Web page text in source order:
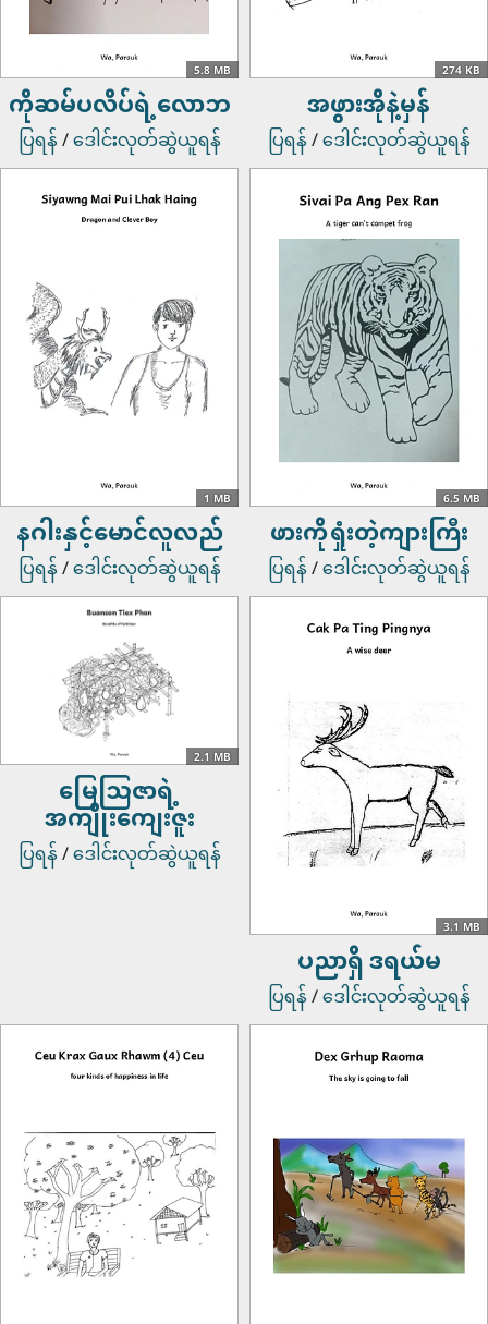
5.8 MB
ကိုဆမ်ပလိပ်ရဲ့လောဘ
ပြရန် /ဒေါင်းလုတ်ဆွဲယူရန်
274 KB
အဖွားအိုနဲ့မှန်
ပြရန် /ဒေါင်းလုတ်ဆွဲယူရန်
1 MB
နဂါးနှင့်မောင်လူလည်
ပြရန် /ဒေါင်းလုတ်ဆွဲယူရန်
6.5 MB
ဖားကိုရှုံးတဲ့ကျားကြီး
ပြရန် /ဒေါင်းလုတ်ဆွဲယူရန်
2.1 MB
မြေဩဇာရဲ့
အကျိုးကျေးဇူး
ပြရန် /ဒေါင်းလုတ်ဆွဲယူရန်
3.1 MB
ပညာရှိ ဒရယ်မ
ပြရန် /ဒေါင်းလုတ်ဆွဲယူရန်